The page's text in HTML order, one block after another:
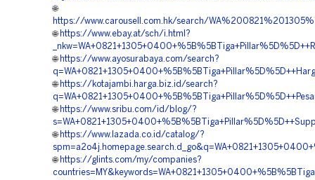
🌐
https://www.carousell.com.hk/search/
🌐 https://www.ebay.at/sch/i.html?
🌐 https://www.ayosurabaya.com/search?
🌐 https://kotajambi.harga.biz.id/search?
🌐 https://www.sribu.com/id/blog/?
🌐 https://www.lazada.co.id/catalog/?
🌐 https://glints.com/my/companies?